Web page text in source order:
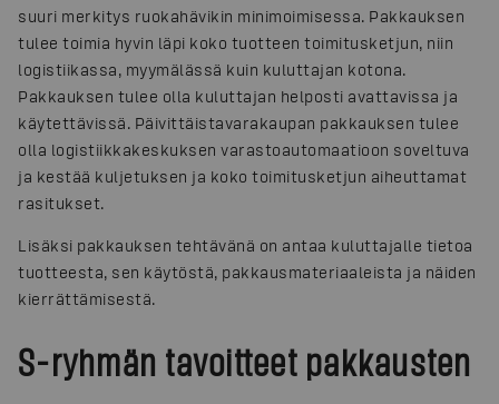
suuri merkitys ruokahävikin minimoimisessa. Pakkauksen
tulee toimia hyvin läpi koko tuotteen toimitusketjun, niin
logistiikassa, myymälässä kuin kuluttajan kotona.
Pakkauksen tulee olla kuluttajan helposti avattavissa ja
käytettävissä. Päivittäistavarakaupan pakkauksen tulee
olla logistiikkakeskuksen varastoautomaatioon soveltuva
ja kestää kuljetuksen ja koko toimitusketjun aiheuttamat
rasitukset.
Lisäksi pakkauksen tehtävänä on antaa kuluttajalle tietoa
tuotteesta, sen käytöstä, pakkausmateriaaleista ja näiden
kierrättämisestä.
S-ryhmän tavoitteet pakkausten